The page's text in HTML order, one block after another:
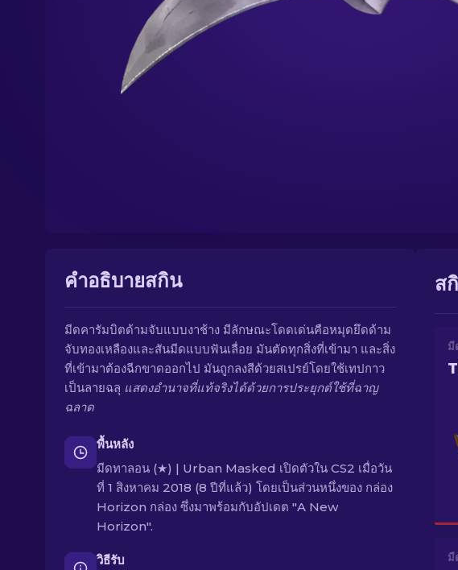
คำอธิบายสกิน
มีดคารัมบิตด้ามจับแบบงาช้าง มีลักษณะโดดเด่นคือหมุดยึดด้าม
จับทองเหลืองและสันมีดแบบฟันเลื่อย มันตัดทุกสิ่งที่เข้ามา และสิ่ง
ที่เข้ามาต้องฉีกขาดออกไป มันถูกลงสีด้วยสเปรย์โดยใช้เทปกาว
เป็นลายฉลุ แสดงอำนาจที่แท้จริงได้ด้วยการประยุกต์ใช้ที่ฉาญ
ฉลาด
พื้นหลัง
มีดทาลอน (★) | Urban Masked เปิดตัวใน CS2 เมื่อวัน
ที่ 1 สิงหาคม 2018 (8 ปีที่แล้ว) โดยเป็นส่วนหนึ่งของ กล่อง
Horizon กล่อง ซึ่งมาพร้อมกับอัปเดต "A New
Horizon".
วิธีรับ
ส
มี
มี